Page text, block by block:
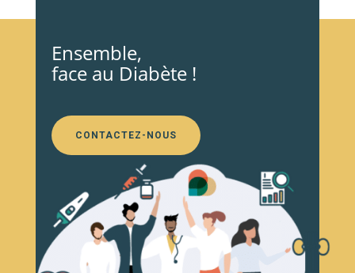
Ensemble,
face au Diabète !
CONTACTEZ-NOUS